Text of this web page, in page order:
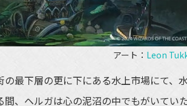
アート： Leon
最下層の更に下にある水上市場にて、
、ヘルガは心の泥沼の中でもがいていた